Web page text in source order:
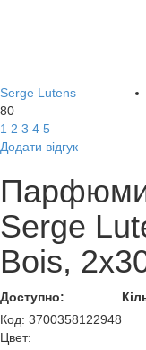
Serge Lutens
80
1 2 3 4 5
Додати відгук
Serge
Bois,
Доступно:
Код: 3700358122948
Цвет: